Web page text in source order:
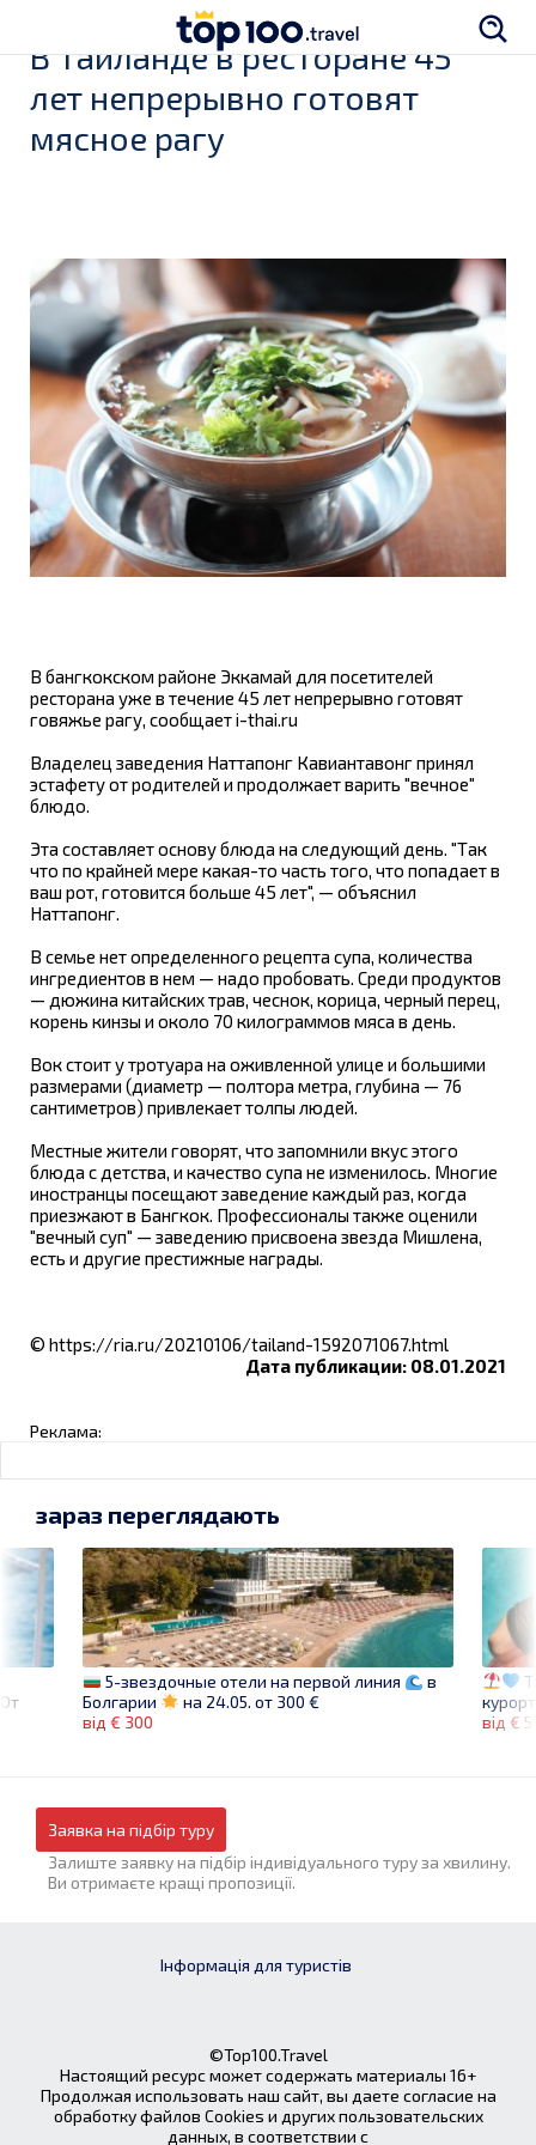
В Таиланде в ресторане 45
лет непрерывно готовят
мясное рагу
В бангкокском районе Эккамай для посетителей
ресторана уже в течение 45 лет непрерывно готовят
говяжье рагу, сообщает i-thai.ru
Владелец заведения Наттапонг Кавиантавонг принял
эстафету от родителей и продолжает варить "вечное"
блюдо.
Эта составляет основу блюда на следующий день. "Так
что по крайней мере какая-то часть того, что попадает в
ваш рот, готовится больше 45 лет", — объяснил
Наттапонг.
В семье нет определенного рецепта супа, количества
ингредиентов в нем — надо пробовать. Среди продуктов
— дюжина китайских трав, чеснок, корица, черный перец,
корень кинзы и около 70 килограммов мяса в день.
Вок стоит у тротуара на оживленной улице и большими
размерами (диаметр — полтора метра, глубина — 76
сантиметров) привлекает толпы людей.
Местные жители говорят, что запомнили вкус этого
блюда с детства, и качество супа не изменилось. Многие
иностранцы посещают заведение каждый раз, когда
приезжают в Бангкок. Профессионалы также оценили
"вечный суп" — заведению присвоена звезда Мишлена,
есть и другие престижные награды.
© https://ria.ru/20210106/tailand-1592071067.html
Дата публикации: 08.01.2021
Реклама:
От
від €
зараз переглядають
5-звездочные отели на первой линия
в
Болгарии
на 24.05. от 300 €
від € 300
Заявка на підбір туру
Залиште заявку на підбір індивідуального туру за хвилину.
Ви отримаєте кращі пропозиції.
Інформація для туристів
©Top100.Travel
Настоящий ресурс может содержать материалы 16+
Продолжая использовать наш сайт, вы даете согласие на
обработку файлов Cookies и других пользовательских
данных, в соответствии с